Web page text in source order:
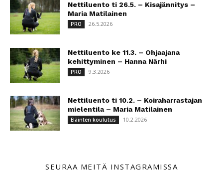
Nettiluento ti 26.5. – Kisajännitys –
Maria Matilainen
PRO 26.5.2026
Nettiluento ke 11.3. – Ohjaajana
kehittyminen – Hanna Närhi
PRO 9.3.2026
Nettiluento ti 10.2. – Koiraharrastajan
mielentila – Maria Matilainen
Eläinten koulutus 10.2.2026
SEURAA MEITÄ INSTAGRAMISSA